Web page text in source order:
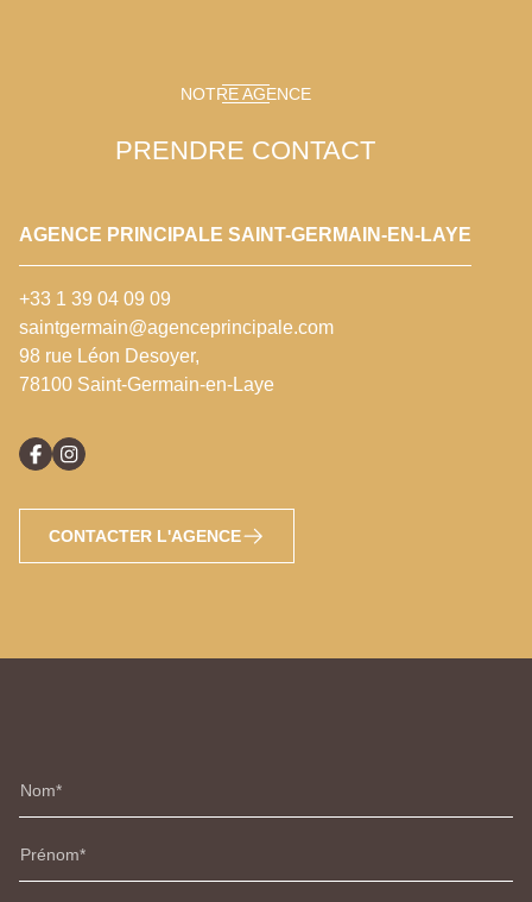
NOTRE AGENCE
PRENDRE CONTACT
AGENCE PRINCIPALE SAINT-GERMAIN-EN-LAYE
+33 1 39 04 09 09
saintgermain@agenceprincipale.com
98 rue Léon Desoyer,
78100 Saint-Germain-en-Laye
CONTACTER L'AGENCE
Nom
Prénom